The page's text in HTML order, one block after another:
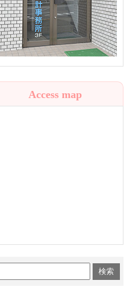
Access map